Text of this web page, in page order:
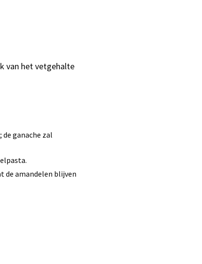
van het vetgehalte
ganache zal
de amandelen blijven